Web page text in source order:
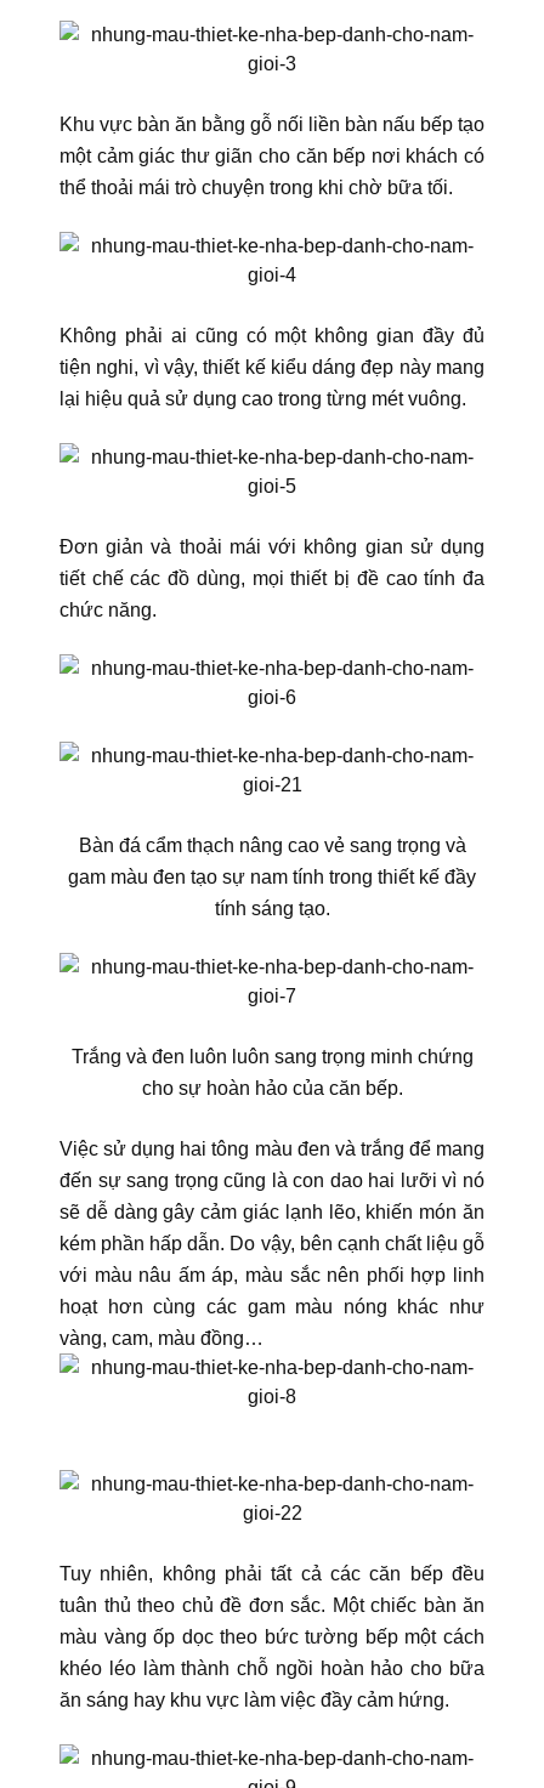
Khu vực bàn ăn bằng gỗ nối liền bàn nấu bếp tạo
một cảm giác thư giãn cho căn bếp nơi khách có
thể thoải mái trò chuyện trong khi chờ bữa tối.
Không phải ai cũng có một không gian đầy đủ
tiện nghi, vì vậy, thiết kế kiểu dáng đẹp này mang
lại hiệu quả sử dụng cao trong từng mét vuông.
Đơn giản và thoải mái với không gian sử dụng
tiết chế các đồ dùng, mọi thiết bị đề cao tính đa
chức năng.
Bàn đá cẩm thạch nâng cao vẻ sang trọng và
gam màu đen tạo sự nam tính trong thiết kế đầy
tính sáng tạo.
Trắng và đen luôn luôn sang trọng minh chứng
cho sự hoàn hảo của căn bếp.
Việc sử dụng hai tông màu đen và trắng để mang
đến sự sang trọng cũng là con dao hai lưỡi vì nó
sẽ dễ dàng gây cảm giác lạnh lẽo, khiến món ăn
kém phần hấp dẫn. Do vậy, bên cạnh chất liệu gỗ
với màu nâu ấm áp, màu sắc nên phối hợp linh
hoạt hơn cùng các gam màu nóng khác như
vàng, cam, màu đồng…
Tuy nhiên, không phải tất cả các căn bếp đều
tuân thủ theo chủ đề đơn sắc. Một chiếc bàn ăn
màu vàng ốp dọc theo bức tường bếp một cách
khéo léo làm thành chỗ ngồi hoàn hảo cho bữa
ăn sáng hay khu vực làm việc đầy cảm hứng.